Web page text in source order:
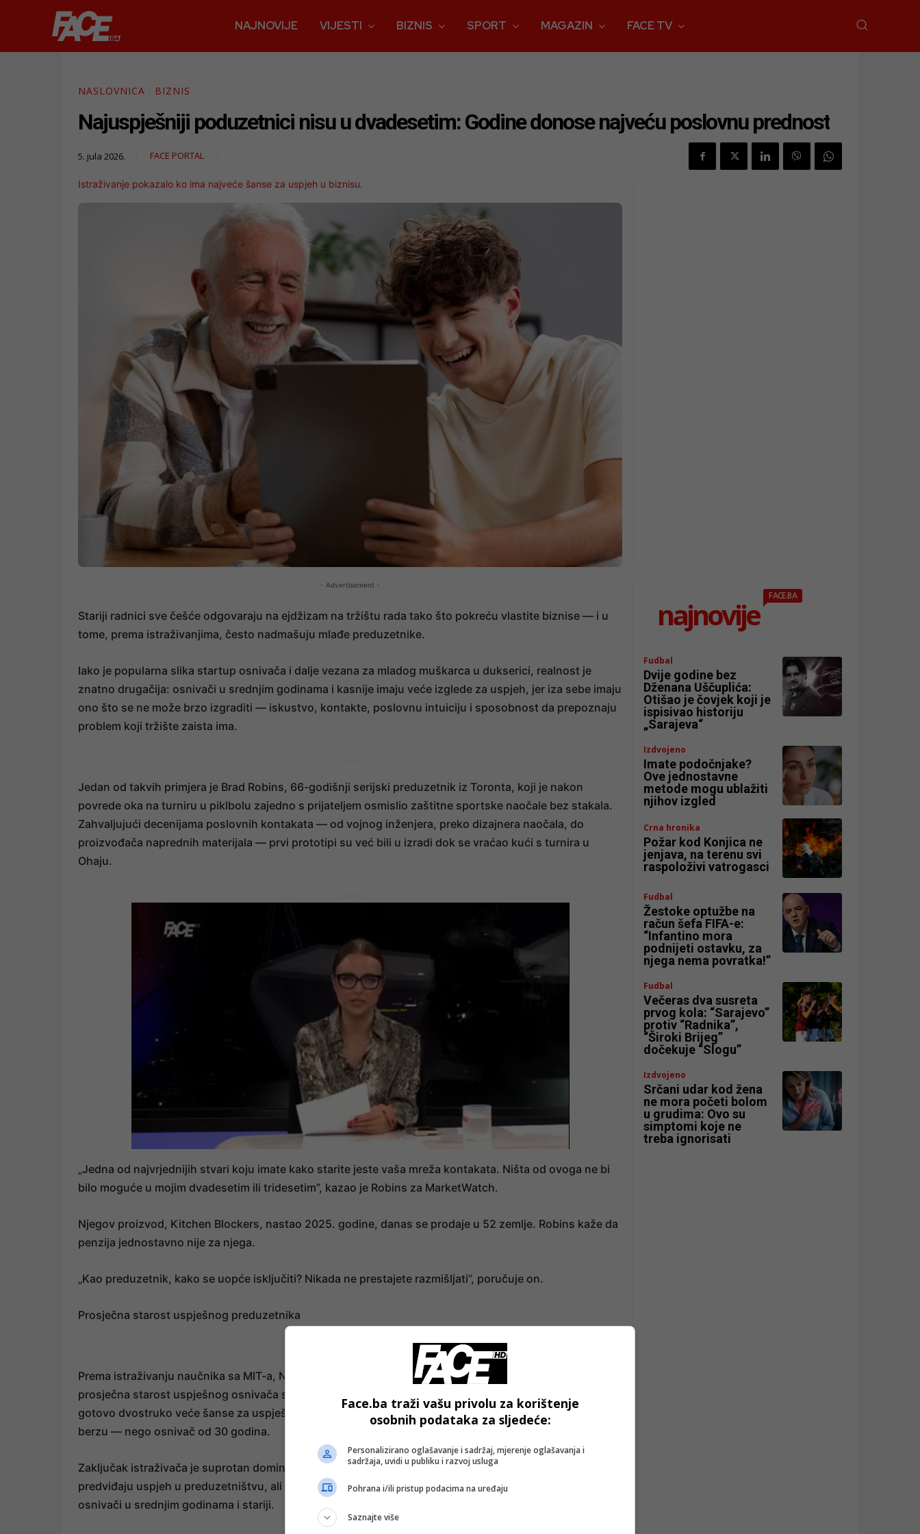
NAJNOVIJE VIJESTI BIZNIS SPORT MAGAZIN FACE TV
NASLOVNICA BIZNIS
Najuspješniji poduzetnici nisu u dvadesetim: Godine donose najveću poslovnu prednost
5. jula 2026. FACE PORTAL
Istraživanje pokazalo ko ima najveće šanse za uspjeh u biznisu.
- Advertisement -
Stariji radnici sve češće odgovaraju na ejdžizam na tržištu rada tako što pokreću vlastite biznise — i u
tome, prema istraživanjima, često nadmašuju mlađe preduzetnike.
Iako je popularna slika startup osnivača i dalje vezana za mladog muškarca u dukserici, realnost je
znatno drugačija: osnivači u srednjim godinama i kasnije imaju veće izglede za uspjeh, jer iza sebe imaju
ono što se ne može brzo izgraditi — iskustvo, kontakte, poslovnu intuiciju i sposobnost da prepoznaju
problem koji tržište zaista ima.
Jedan od takvih primjera je Brad Robins, 66-godišnji serijski preduzetnik iz Toronta, koji je nakon
povrede oka na turniru u piklbolu zajedno s prijateljem osmislio zaštitne sportske naočale bez stakala.
Zahvaljujući decenijama poslovnih kontakata — od vojnog inženjera, preko dizajnera naočala, do
proizvođača naprednih materijala — prvi prototipi su već bili u izradi dok se vraćao kući s turnira u
Ohaju.
„Jedna od najvrjednijih stvari koju imate kako starite jeste vaša mreža kontakata. Ništa od ovoga ne bi
bilo moguće u mojim dvadesetim ili tridesetim”, kazao je Robins za MarketWatch.
Njegov proizvod, Kitchen Blockers, nastao 2025. godine, danas se prodaje u 52 zemlje. Robins kaže da
penzija jednostavno nije za njega.
„Kao preduzetnik, kako se uopće isključiti? Nikada ne prestajete razmišljati”, poručuje on.
Prosječna starost uspješnog preduzetnika
Prema istraživanju naučnika sa MIT-a, Northwestern Universityja i University of Pennsylvania,
prosječna starost uspješnog osnivača startupa je 45 godina. Još važnije, osnivač star 50 godina ima
gotovo dvostruko veće šanse za uspješan izlazak iz biznisa — kroz prodaju kompanije ili izlazak na
berzu — nego osnivač od 30 godina.
Zaključak istraživača je suprotan dominantnom narativu u tehnološkoj i startup kulturi: godine zaista
predviđaju uspjeh u preduzetništvu, ali ne tako što favorizuju najmlađe. Najveće stope uspjeha bilježe
osnivači u srednjim godinama i stariji.
najnovije
FACE.BA
Fudbal
Dvije godine bez
Dženana Uščuplića:
Otišao je čovjek koji je
ispisivao historiju
„Sarajeva“
Izdvojeno
Imate podočnjake?
Ove jednostavne
metode mogu ublažiti
njihov izgled
Crna hronika
Požar kod Konjica ne
jenjava, na terenu svi
raspoloživi vatrogasci
Fudbal
Žestoke optužbe na
račun šefa FIFA-e:
“Infantino mora
podnijeti ostavku, za
njega nema povratka!”
Fudbal
Večeras dva susreta
prvog kola: “Sarajevo”
protiv “Radnika”,
“Široki Brijeg”
dočekuje “Slogu”
Izdvojeno
Srčani udar kod žena
ne mora početi bolom
u grudima: Ovo su
simptomi koje ne
treba ignorisati
Face.ba traži vašu privolu za korištenje
osobnih podataka za sljedeće:
Personalizirano oglašavanje i sadržaj, mjerenje oglašavanja i
sadržaja, uvidi u publiku i razvoj usluga
Pohrana i/ili pristup podacima na uređaju
Saznajte više